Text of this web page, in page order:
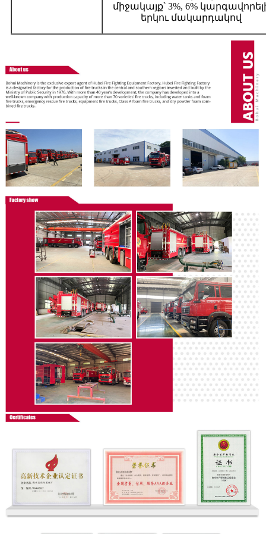
միջակայք՝ 3%, 6%
երկու մակարդակով